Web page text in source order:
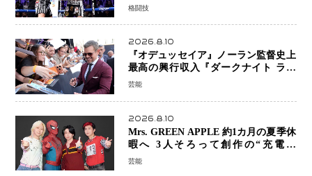
KO 2回で相手を沈める…次戦は亀田
格闘技
2026.8.10
『オデュッセイア』ノーラン監督史上
最高の興行収入『ダークナイト ライ
ジング』超え、世界で11億ドル突破
芸能
2026.8.10
Mrs. GREEN APPLE 約1カ月の夏季休
暇へ 3人そろって創作の“充電期
間”「自分らしいインプットを」
芸能